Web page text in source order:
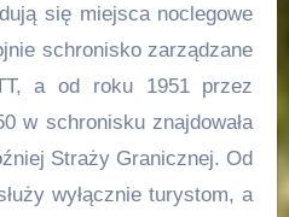
się miejsca noclegowe
schronisko zarządzane
a od roku 1951 przez
w schronisku znajdowała
Straży Granicznej. Od
wyłącznie turystom, a